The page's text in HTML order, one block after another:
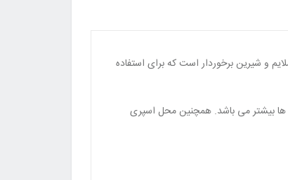
ملایم و شیرین برخوردار است که برای استفاده
ها بیشتر می باشد. همچنین محل اسپری